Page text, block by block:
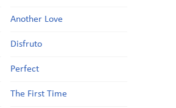
Another Love
Disfruto
Perfect
The First Time